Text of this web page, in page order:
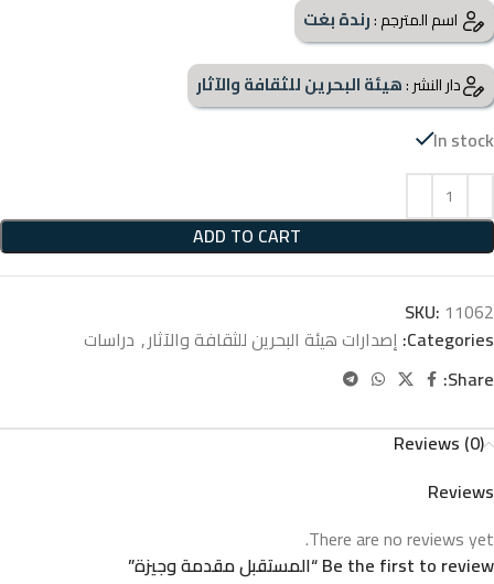
اسم المترجم :رندة بغت
دار النشر :هيئة البحرين للثقافة والآثار
In stock
ADD TO CART
SKU: 11062
Categories: إصدارات هيئة البحرين للثقافة والآثار, دراسات
Share:
Reviews (0)
Reviews
There are no reviews yet.
Be the first to review “المستقبل مقدمة وجيزة”